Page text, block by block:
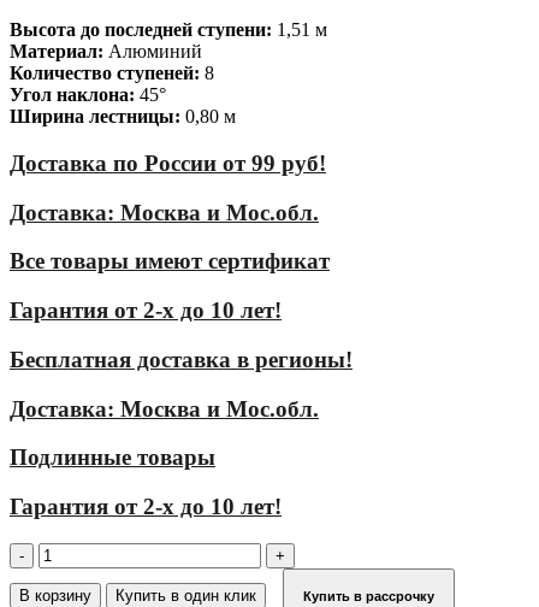
Высота до последней ступени: 1,51 м
Материал: Алюминий
Количество ступеней: 8
Угол наклона: 45°
Ширина лестницы: 0,80 м
Доставка по России от 99 руб!
Доставка: Москва и Мос.обл.
Все товары имеют сертификат
Гарантия от 2-х до 10 лет!
Бесплатная доставка в регионы!
Доставка: Москва и Мос.обл.
Подлинные товары
Гарантия от 2-х до 10 лет!
Количество
товара
Трап
В корзину Купить в один клик Купить в рассрочку